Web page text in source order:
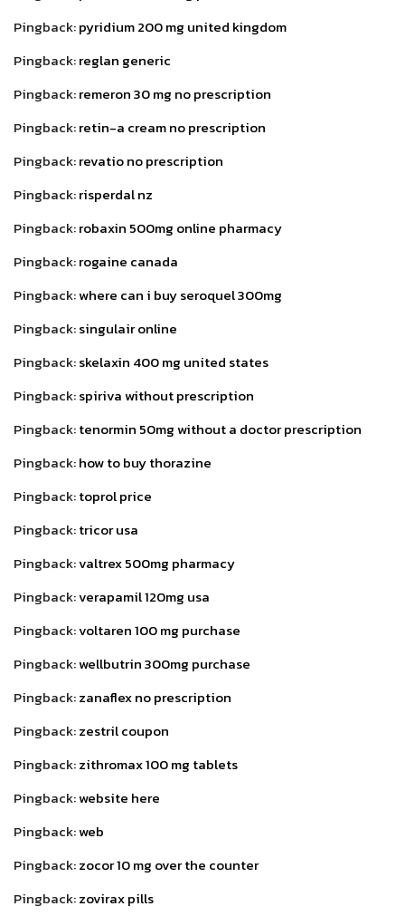
Pingback:pyridium 200 mg united kingdom
Pingback:reglan generic
Pingback:remeron 30 mg no prescription
Pingback:retin-a cream no prescription
Pingback:revatio no prescription
Pingback:risperdal nz
Pingback:robaxin 500mg online pharmacy
Pingback:rogaine canada
Pingback:where can i buy seroquel 300mg
Pingback:singulair online
Pingback:skelaxin 400 mg united states
Pingback:spiriva without prescription
Pingback:tenormin 50mg without a doctor prescription
Pingback:how to buy thorazine
Pingback:toprol price
Pingback:tricor usa
Pingback:valtrex 500mg pharmacy
Pingback:verapamil 120mg usa
Pingback:voltaren 100 mg purchase
Pingback:wellbutrin 300mg purchase
Pingback:zanaflex no prescription
Pingback:zestril coupon
Pingback:zithromax 100 mg tablets
Pingback:website here
Pingback:web
Pingback:zocor 10 mg over the counter
Pingback:zovirax pills